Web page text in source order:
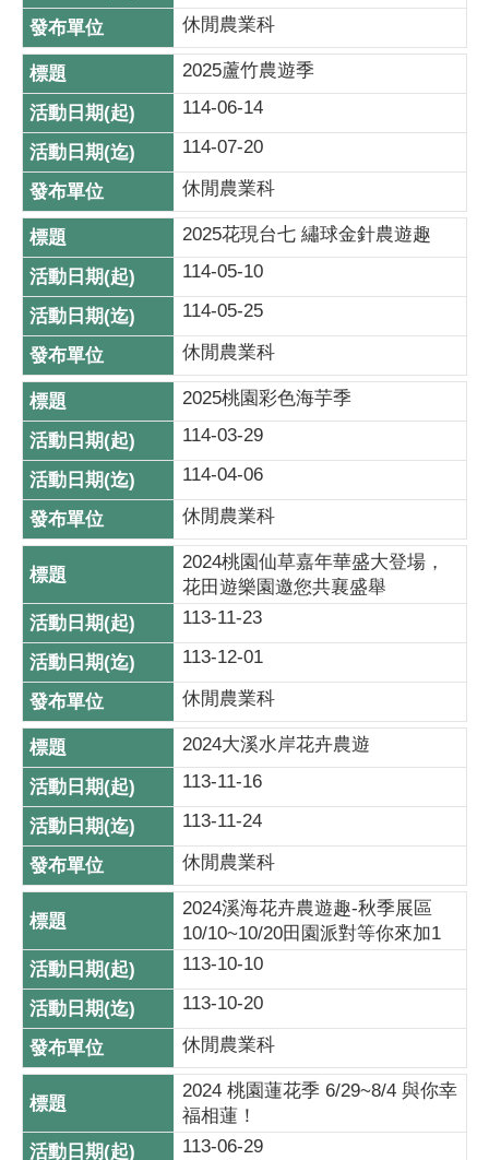
休閒農業科
2025蘆竹農遊季
114-06-14
114-07-20
休閒農業科
2025花現台七 繡球金針農遊趣
114-05-10
114-05-25
休閒農業科
2025桃園彩色海芋季
114-03-29
114-04-06
休閒農業科
2024桃園仙草嘉年華盛大登場，
花田遊樂園邀您共襄盛舉
113-11-23
113-12-01
休閒農業科
2024大溪水岸花卉農遊
113-11-16
113-11-24
休閒農業科
2024溪海花卉農遊趣-秋季展區
10/10~10/20田園派對等你來加1
113-10-10
113-10-20
休閒農業科
2024 桃園蓮花季 6/29~8/4 與你幸
福相蓮！
113-06-29